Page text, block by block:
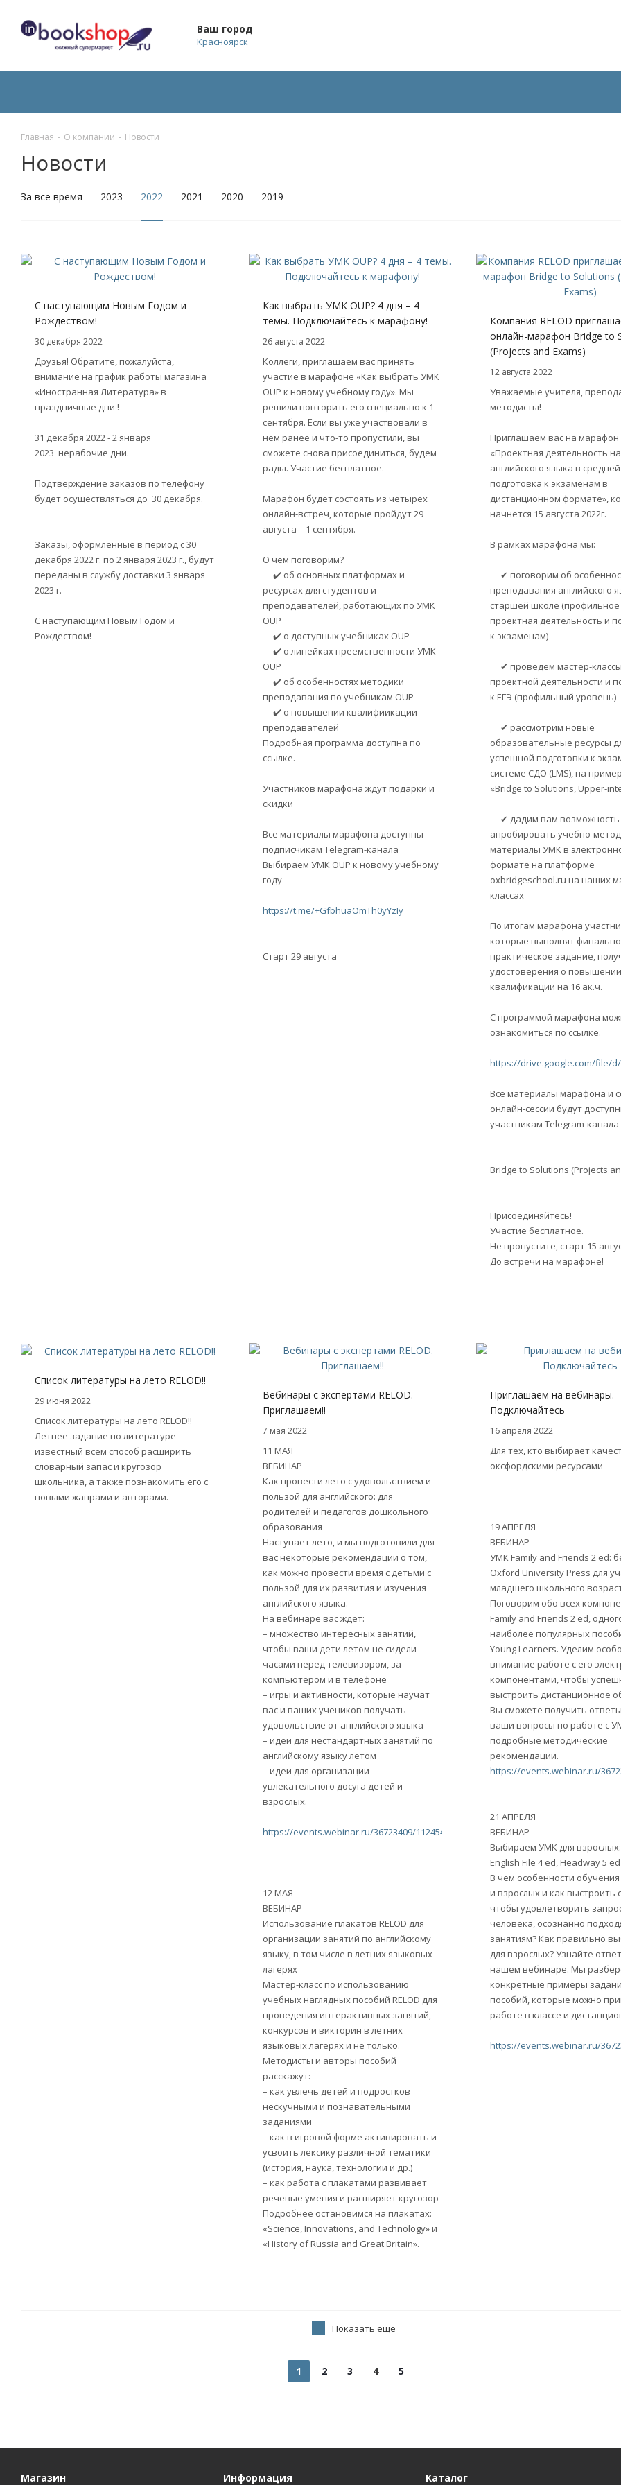
Ваш город
Красноярск
Главная - О компании - Новости
Новости
За все время 2023 2022 2021 2020 2019
С наступающим Новым Годом и
Рождеством!
30 декабря 2022
Друзья! Обратите, пожалуйста,
внимание на график работы магазина
«Иностранная Литература» в
праздничные дни !
31 декабря 2022 - 2 января
2023 нерабочие дни.
Подтверждение заказов по телефону
будет осуществляться до 30 декабря.
Заказы, оформленные в период с 30
декабря 2022 г. по 2 января 2023 г., будут
переданы в службу доставки 3 января
2023 г.
С наступающим Новым Годом и
Рождеством!
Как выбрать УМК OUP? 4 дня – 4
темы. Подключайтесь к марафону!
26 августа 2022
Коллеги, приглашаем вас принять
участие в марафоне «Как выбрать УМК
OUP к новому учебному году». Мы
решили повторить его специально к 1
сентября. Если вы уже участвовали в
нем ранее и что-то пропустили, вы
сможете снова присоединиться, будем
рады. Участие бесплатное.
Марафон будет состоять из четырех
онлайн-встреч, которые пройдут 29
августа – 1 сентября.
О чем поговорим?
✔️ об основных платформах и
ресурсах для студентов и
преподавателей, работающих по УМК
OUP
✔️ о доступных учебниках OUP
✔️ о линейках преемственности УМК
OUP
✔️ об особенностях методики
преподавания по учебникам OUP
✔️ о повышении квалифиикации
преподавателей
Подробная программа доступна по
ссылке.
Участников марафона ждут подарки и
скидки
Все материалы марафона доступны
подписчикам Telegram-канала
Выбираем УМК OUP к новому учебному
году
https://t.me/+GfbhuaOmTh0yYzIy
Старт 29 августа
Компания RELOD
онлайн-марафон Bridge to
(Projects and Exams)
12 августа 2022
Уважаемые учителя,
методисты!
Приглашаем вас на марафон
«Проектная деятельность
английского языка в
подготовка к экзаменам в
дистанционном формате»,
начнется 15 августа 2022г.
В рамках марафона мы:
✔ поговорим об
преподавания английского
старшей школе
проектная деятельность и
к экзаменам)
✔ проведем мастер-
проектной деятельности и
к ЕГЭ (профильный уровень)
✔ рассмотрим новые
образовательные ресурсы
успешной подготовки к
системе СДО (LMS), на
«Bridge to Solutions, Upper-
✔ дадим вам возможность
апробировать учебно-
материалы УМК в
формате на платформе
oxbridgeschool.ru на наших
классах
По итогам марафона
которые выполнят
практическое задание,
удостоверения о повышении
квалификации на 16 ак.ч.
С программой марафона
ознакомиться по ссылке.
https://drive.google.com/file/d/
Все материалы марафона и
онлайн-сессии будут
участникам Telegram-канала
Bridge to Solutions (Projects
Присоединяйтесь!
Участие бесплатное.
Не пропустите, старт 15
До встречи на марафоне!
Список литературы на лето RELOD!!
29 июня 2022
Список литературы на лето RELOD!!
Летнее задание по литературе –
известный всем способ расширить
словарный запас и кругозор
школьника, а также познакомить его с
новыми жанрами и авторами.
Вебинары с экспертами RELOD.
Приглашаем!!
7 мая 2022
11 МАЯ
ВЕБИНАР
Как провести лето с удовольствием и
пользой для английского: для
родителей и педагогов дошкольного
образования
Наступает лето, и мы подготовили для
вас некоторые рекомендации о том,
как можно провести время с детьми с
пользой для их развития и изучения
английского языка.
На вебинаре вас ждет:
– множество интересных занятий,
чтобы ваши дети летом не сидели
часами перед телевизором, за
компьютером и в телефоне
– игры и активности, которые научат
вас и ваших учеников получать
удовольствие от английского языка
– идеи для нестандартных занятий по
английскому языку летом
– идеи для организации
увлекательного досуга детей и
взрослых.
https://events.webinar.ru/36723409/11245445
12 МАЯ
ВЕБИНАР
Использование плакатов RELOD для
организации занятий по английскому
языку, в том числе в летних языковых
лагерях
Мастер-класс по использованию
учебных наглядных пособий RELOD для
проведения интерактивных занятий,
конкурсов и викторин в летних
языковых лагерях и не только.
Методисты и авторы пособий
расскажут:
– как увлечь детей и подростков
нескучными и познавательными
заданиями
– как в игровой форме активировать и
усвоить лексику различной тематики
(история, наука, технологии и др.)
– как работа с плакатами развивает
речевые умения и расширяет кругозор
Подробнее остановимся на плакатах:
«Science, Innovations, and Technology» и
«History of Russia and Great Britain».
Приглашаем на вебинары.
Подключайтесь
16 апреля 2022
Для тех, кто выбирает
оксфордскими ресурсами
19 АПРЕЛЯ
ВЕБИНАР
УМК Family and Friends 2 ed:
Oxford University Press для
младшего школьного
Поговорим обо всех
Family and Friends 2 ed,
наиболее популярных
Young Learners. Уделим
внимание работе с его
компонентами, чтобы
выстроить дистанционное
Вы сможете получить
ваши вопросы по работе с
подробные методические
рекомендации.
https://events.webinar.ru/
21 АПРЕЛЯ
ВЕБИНАР
Выбираем УМК для
English File 4 ed, Headway 5 ed
В чем особенности обучения
и взрослых и как выстроить
чтобы удовлетворить
человека, осознанно
занятиям? Как правильно
для взрослых? Узнайте
нашем вебинаре. Мы
конкретные примеры
пособий, которые можно
работе в классе и
https://events.webinar.ru/
Показать еще
1 2 3 4 5
Магазин Информация Каталог